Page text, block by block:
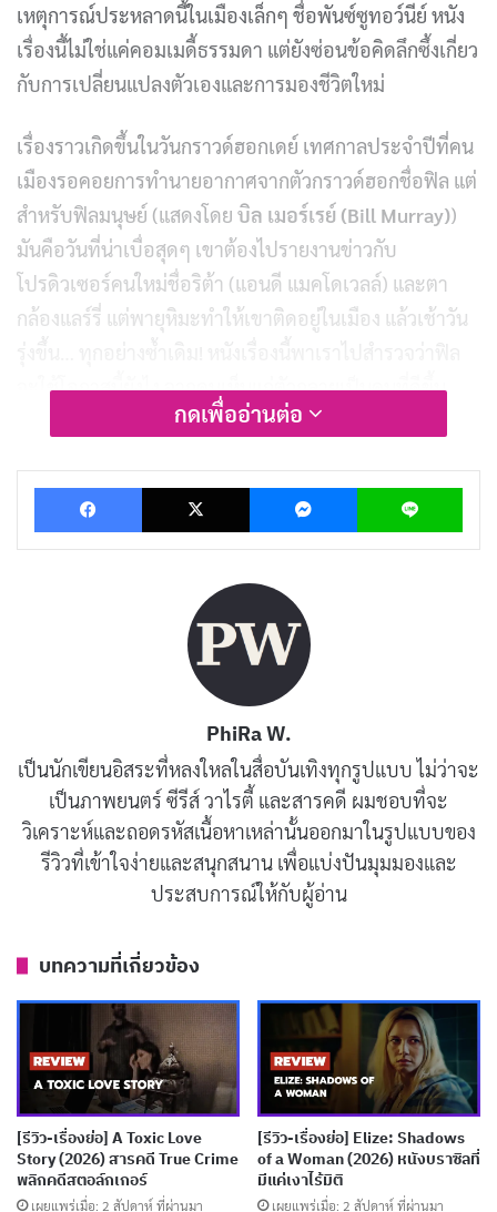
เหตุการณ์ประหลาดนี้ในเมืองเล็กๆ ชื่อพันซ์ซูทอว์นีย์ หนัง
เรื่องนี้ไม่ใช่แค่คอมเมดี้ธรรมดา แต่ยังซ่อนข้อคิดลึกซึ้งเกี่ยว
กับการเปลี่ยนแปลงตัวเองและการมองชีวิตใหม่
เรื่องราวเกิดขึ้นในวันกราวด์ฮอกเดย์ เทศกาลประจำปีที่คน
เมืองรอคอยการทำนายอากาศจากตัวกราวด์ฮอกชื่อฟิล แต่
สำหรับฟิลมนุษย์ (แสดงโดย บิล เมอร์เรย์ (Bill Murray))
มันคือวันที่น่าเบื่อสุดๆ เขาต้องไปรายงานข่าวกับ
โปรดิวเซอร์คนใหม่ชื่อริต้า (แอนดี แมคโดเวลล์) และตา
กล้องแลร์รี่ แต่พายุหิมะทำให้เขาติดอยู่ในเมือง แล้วเช้าวัน
จะใช้โอกาสนี้ยังไง จากคนเห็นแก่ตัวกลายเป็นคนที่ดีขึ้น
Groundhog Dayตั้งแต่เรื่องย่อที่สนุกสุดๆ ไปจนถึงธีมที่
ทำให้เราคิดตาม มาดูกันว่าหนังเรื่องนี้ทำไมถึงกลายเป็น
คลาสสิกที่คนดูซ้ำแล้วซ้ำเล่า และยังคงฮิตในหมู่วัยรุ่นชาว
เน็ตไทยที่ชอบมุกฮาแบบมีสาระ
รีวิวและเรื่องย่อ Groundhog Day (วันรัก
Groundhog Day
เล่าเรื่องของฟิล คอนเนอร์ส พิธีกร
พยากรณ์อากาศจากพิตต์สเบิร์กที่เกลียดเทศกาลกราวด์ฮ
อกเดย์เข้าไส้ เขาคิดว่าตัวเองเหนือกว่าคนเมืองเล็กๆ อย่าง
พันซ์ซูทอว์นีย์ และอยากรีบกลับบ้านหลังรายงานข่าวเสร็จ
แต่พายุหิมะทำให้เขาต้องค้างคืน แล้วตื่นมาพบว่าวันนี้คือ
เล่นเที่ยวแบบไม่แคร์ใคร แต่ยิ่งนานวัน เขายิ่งเบื่อจนถึงขั้น
ซึมเศร้าและพยายามฆ่าตัวตาย
จากนั้นฟิลเริ่มเปลี่ยนตัวเอง เขาเรียนรู้ทักษะใหม่ๆ อย่าง
เล่นเปียโน ช่วยเหลือคนในเมือง และพยายามจีบริต้า
โปรดิวเซอร์สาวที่เขาหลงรัก หนังแสดงให้เห็นกระบวนการ
เติบโตที่ยาวนาน เหมือนฟิลต้องวนลูปวันนี้เป็นพันๆ ครั้ง
กว่าจะเข้าใจว่าการเปลี่ยนแปลงไม่ได้มาง่ายๆ มันเหมือน
กดเพื่ออ่านต่อ
Facebook X Messenger Line
PhiRa W.
เป็นนักเขียนอิสระที่หลงใหลในสื่อบันเทิงทุกรูปแบบ ไม่ว่าจะ
เป็นภาพยนตร์ ซีรีส์ วาไรตี้ และสารคดี ผมชอบที่จะ
วิเคราะห์และถอดรหัสเนื้อหาเหล่านั้นออกมาในรูปแบบของ
รีวิวที่เข้าใจง่ายและสนุกสนาน เพื่อแบ่งปันมุมมองและ
ประสบการณ์ให้กับผู้อ่าน
บทความที่เกี่ยวข้อง
[รีวิว-เรื่องย่อ] A Toxic Love
Story (2026) สารคดี True Crime
พลิกคดีสตอล์กเกอร์
เผยแพร่เมื่อ: 2 สัปดาห์ ที่ผ่านมา
[รีวิว-เรื่องย่อ] Elize: Shadows
of a Woman (2026) หนังบราซิลที่
มีแค่เงาไร้มิติ
เผยแพร่เมื่อ: 2 สัปดาห์ ที่ผ่านมา